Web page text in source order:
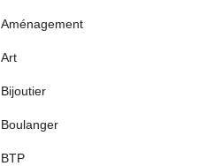
Aménagement
Art
Bijoutier
Boulanger
BTP